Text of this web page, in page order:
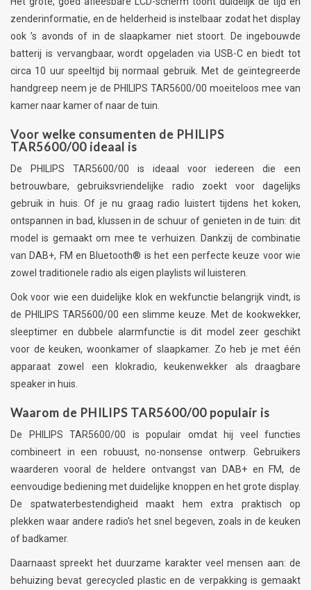
zenderinformatie, en de helderheid is instelbaar zodat het display
ook ’s avonds of in de slaapkamer niet stoort. De ingebouwde
batterij is vervangbaar, wordt opgeladen via USB-C en biedt tot
circa 10 uur speeltijd bij normaal gebruik. Met de geïntegreerde
handgreep neem je de PHILIPS TAR5600/00 moeiteloos mee van
kamer naar kamer of naar de tuin.
Voor welke consumenten de PHILIPS
TAR5600/00 ideaal is
De PHILIPS TAR5600/00 is ideaal voor iedereen die een
betrouwbare, gebruiksvriendelijke radio zoekt voor dagelijks
gebruik in huis. Of je nu graag radio luistert tijdens het koken,
ontspannen in bad, klussen in de schuur of genieten in de tuin: dit
model is gemaakt om mee te verhuizen. Dankzij de combinatie
van DAB+, FM en Bluetooth® is het een perfecte keuze voor wie
zowel traditionele radio als eigen playlists wil luisteren.
Ook voor wie een duidelijke klok en wekfunctie belangrijk vindt, is
de PHILIPS TAR5600/00 een slimme keuze. Met de kookwekker,
sleeptimer en dubbele alarmfunctie is dit model zeer geschikt
voor de keuken, woonkamer of slaapkamer. Zo heb je met één
apparaat zowel een klokradio, keukenwekker als draagbare
speaker in huis.
Waarom de PHILIPS TAR5600/00 populair is
De PHILIPS TAR5600/00 is populair omdat hij veel functies
combineert in een robuust, no-nonsense ontwerp. Gebruikers
waarderen vooral de heldere ontvangst van DAB+ en FM, de
eenvoudige bediening met duidelijke knoppen en het grote display.
De spatwaterbestendigheid maakt hem extra praktisch op
plekken waar andere radio’s het snel begeven, zoals in de keuken
of badkamer.
Daarnaast spreekt het duurzame karakter veel mensen aan: de
behuizing bevat gerecycled plastic en de verpakking is gemaakt